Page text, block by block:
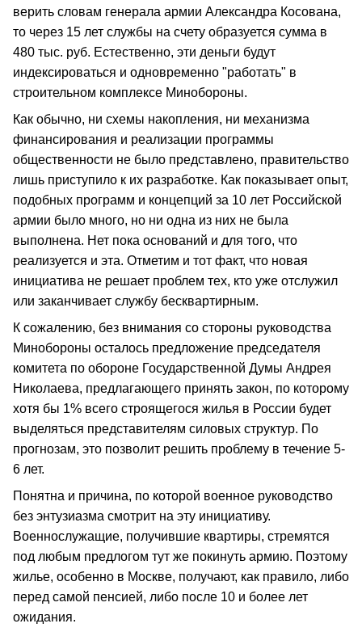
верить словам генерала армии Александра Косована,
то через 15 лет службы на счету образуется сумма в
480 тыс. руб. Естественно, эти деньги будут
индексироваться и одновременно "работать" в
строительном комплексе Минобороны.
Как обычно, ни схемы накопления, ни механизма
финансирования и реализации программы
общественности не было представлено, правительство
лишь приступило к их разработке. Как показывает опыт,
подобных программ и концепций за 10 лет Российской
армии было много, но ни одна из них не была
выполнена. Нет пока оснований и для того, что
реализуется и эта. Отметим и тот факт, что новая
инициатива не решает проблем тех, кто уже отслужил
или заканчивает службу бесквартирным.
К сожалению, без внимания со стороны руководства
Минобороны осталось предложение председателя
комитета по обороне Государственной Думы Андрея
Николаева, предлагающего принять закон, по которому
хотя бы 1% всего строящегося жилья в России будет
выделяться представителям силовых структур. По
прогнозам, это позволит решить проблему в течение 5-
6 лет.
Понятна и причина, по которой военное руководство
без энтузиазма смотрит на эту инициативу.
Военнослужащие, получившие квартиры, стремятся
под любым предлогом тут же покинуть армию. Поэтому
жилье, особенно в Москве, получают, как правило, либо
перед самой пенсией, либо после 10 и более лет
ожидания.